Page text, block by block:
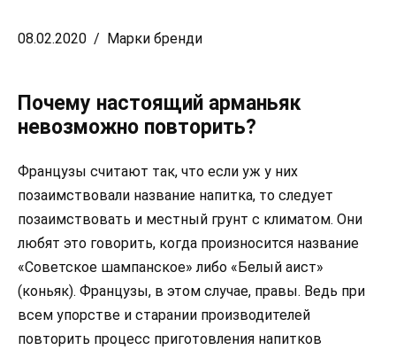
08.02.2020 / Марки бренди
Почему настоящий арманьяк
невозможно повторить?
Французы считают так, что если уж у них
позаимствовали название напитка, то следует
позаимствовать и местный грунт с климатом. Они
любят это говорить, когда произносится название
«Советское шампанское» либо «Белый аист»
(коньяк). Французы, в этом случае, правы. Ведь при
всем упорстве и старании производителей
повторить процесс приготовления напитков